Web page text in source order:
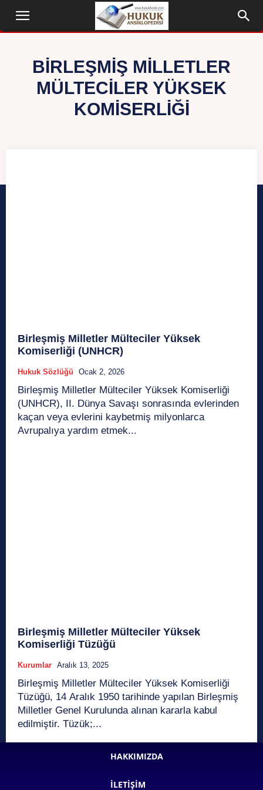
BIRLEŞMIŞ MILLETLER
MÜLTECILER YÜKSEK
KOMISERLIĞI
Birleşmiş Milletler Mülteciler Yüksek
Komiserliği (UNHCR)
Hukuk Sözlüğü Ocak 2, 2026
Birleşmiş Milletler Mülteciler Yüksek Komiserliği
(UNHCR), II. Dünya Savaşı sonrasında evlerinden
kaçan veya evlerini kaybetmiş milyonlarca
Avrupalıya yardım etmek...
Birleşmiş Milletler Mülteciler Yüksek
Komiserliği Tüzüğü
Kurumlar Aralık 13, 2025
Birleşmiş Milletler Mülteciler Yüksek Komiserliği
Tüzüğü, 14 Aralık 1950 tarihinde yapılan Birleşmiş
Milletler Genel Kurulunda alınan kararla kabul
edilmiştir. Tüzük;...
HAKKIMIZDA
İLETIŞIM